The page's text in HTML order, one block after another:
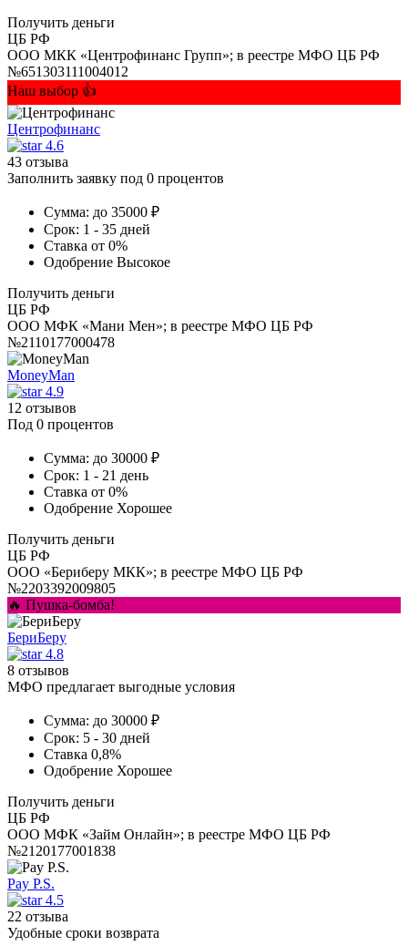
Получить деньги
ЦБ РФ
ООО МКК «Центрофинанс Групп»; в реестре МФО ЦБ РФ
№651303111004012
Наш выбор 👍
Центрофинанс
4.6
43 отзыва
Заполнить заявку под 0 процентов
Сумма: до 35000 ₽
Срок: 1 - 35 дней
Ставка от 0%
Одобрение Высокое
Получить деньги
ЦБ РФ
ООО МФК «Мани Мен»; в реестре МФО ЦБ РФ
№2110177000478
MoneyMan
4.9
12 отзывов
Под 0 процентов
Сумма: до 30000 ₽
Срок: 1 - 21 день
Ставка от 0%
Одобрение Хорошее
Получить деньги
ЦБ РФ
ООО «Бериберу МКК»; в реестре МФО ЦБ РФ
№2203392009805
🔥 Пушка-бомба!
БериБеру
4.8
8 отзывов
МФО предлагает выгодные условия
Сумма: до 30000 ₽
Срок: 5 - 30 дней
Ставка 0,8%
Одобрение Хорошее
Получить деньги
ЦБ РФ
ООО МФК «Займ Онлайн»; в реестре МФО ЦБ РФ
№2120177001838
Pay P.S.
4.5
22 отзыва
Удобные сроки возврата